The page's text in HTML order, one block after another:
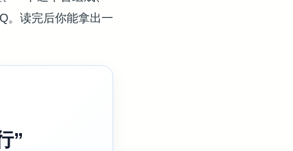
。读完后你能拿出一
”